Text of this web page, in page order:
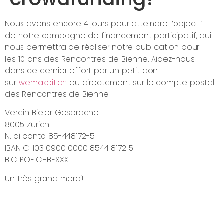
Nous avons encore 4 jours pour atteindre l’objectif
de notre campagne de financement participatif, qui
nous permettra de réaliser notre publication pour
les 10 ans des Rencontres de Bienne. Aidez-nous
dans ce dernier effort par un petit don
sur wemakeit.ch ou directement sur le compte postal
des Rencontres de Bienne:
Verein Bieler Gespräche
8005 Zürich
N. di conto 85-448172-5
IBAN CH03 0900 0000 8544 8172 5
BIC POFICHBEXXX
Un très grand merci!